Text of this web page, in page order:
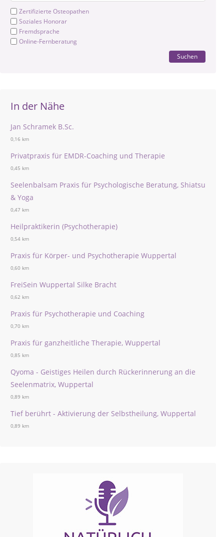
Zertifizierte Osteopathen
Soziales Honorar
Fremdsprache
Online-Fernberatung
Suchen
In der Nähe
Jan Schramek B.Sc.
0,16 km
Privatpraxis für EMDR-Coaching und Therapie
0,45 km
Seelenbalsam Praxis für Psychologische Beratung, Shiatsu
& Yoga
0,47 km
Heilpraktikerin (Psychotherapie)
0,54 km
Praxis für Körper- und Psychotherapie Wuppertal
0,60 km
FreiSein Wuppertal Silke Bracht
0,62 km
Praxis für Psychotherapie und Coaching
0,70 km
Praxis für ganzheitliche Therapie, Wuppertal
0,85 km
Qyoma - Geistiges Heilen durch Rückerinnerung an die
Seelenmatrix, Wuppertal
0,89 km
Tief berührt - Aktivierung der Selbstheilung, Wuppertal
0,89 km